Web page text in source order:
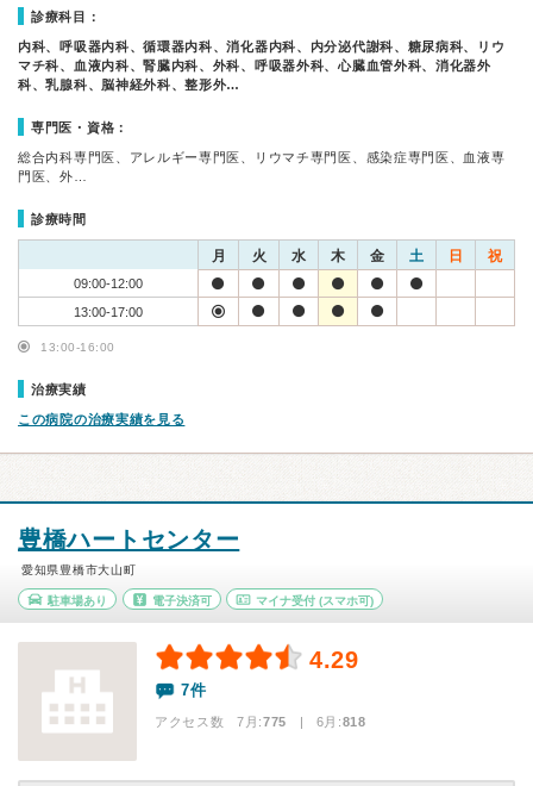
診療科目：
内科、呼吸器内科、循環器内科、消化器内科、内分泌代謝科、糖尿病科、リウ
マチ科、血液内科、腎臓内科、外科、呼吸器外科、心臓血管外科、消化器外
科、乳腺科、脳神経外科、整形外…
専門医・資格：
総合内科専門医、アレルギー専門医、リウマチ専門医、感染症専門医、血液専
門医、外…
診療時間
月 火 水 木 金 土 日 祝
09:00-12:00
13:00-17:00
13:00-16:00
治療実績
この病院の治療実績を見る
豊橋ハートセンター
愛知県豊橋市大山町
駐車場あり 電子決済可 マイナ受付 (スマホ可)
4.29
7件
アクセス数 7月:775 | 6月:818